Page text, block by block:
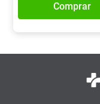
Comprar